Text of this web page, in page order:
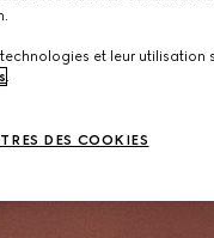
et leur utilisation
.
DES COOKIES